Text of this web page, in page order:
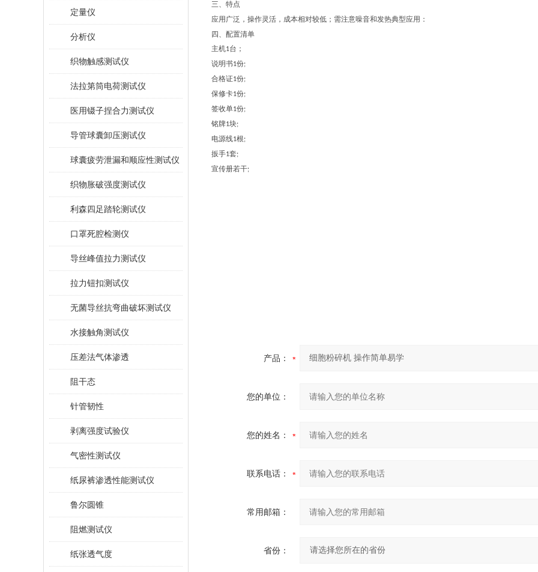
定量仪
分析仪
织物触感测试仪
法拉第筒电荷测试仪
医用镊子捏合力测试仪
导管球囊卸压测试仪
球囊疲劳泄漏和顺应性测试仪
织物胀破强度测试仪
利森四足踏轮测试仪
口罩死腔检测仪
导丝峰值拉力测试仪
拉力钮扣测试仪
无菌导丝抗弯曲破坏测试仪
水接触角测试仪
压差法气体渗透
阻干态
针管韧性
剥离强度试验仪
气密性测试仪
纸尿裤渗透性能测试仪
鲁尔圆锥
阻燃测试仪
纸张透气度
三、 特点
应用广泛，操作灵活，成本相对较低；需注意噪音和发热典型应用 ：
四、配置清单
主机1台；
说明书1份;
合格证1份;
保修卡1份;
签收单1份;
铭牌1块;
电源线1根;
扳手1套;
宣传册若干;
产品：
您的单位：
您的姓名：
联系电话：
常用邮箱：
省份：